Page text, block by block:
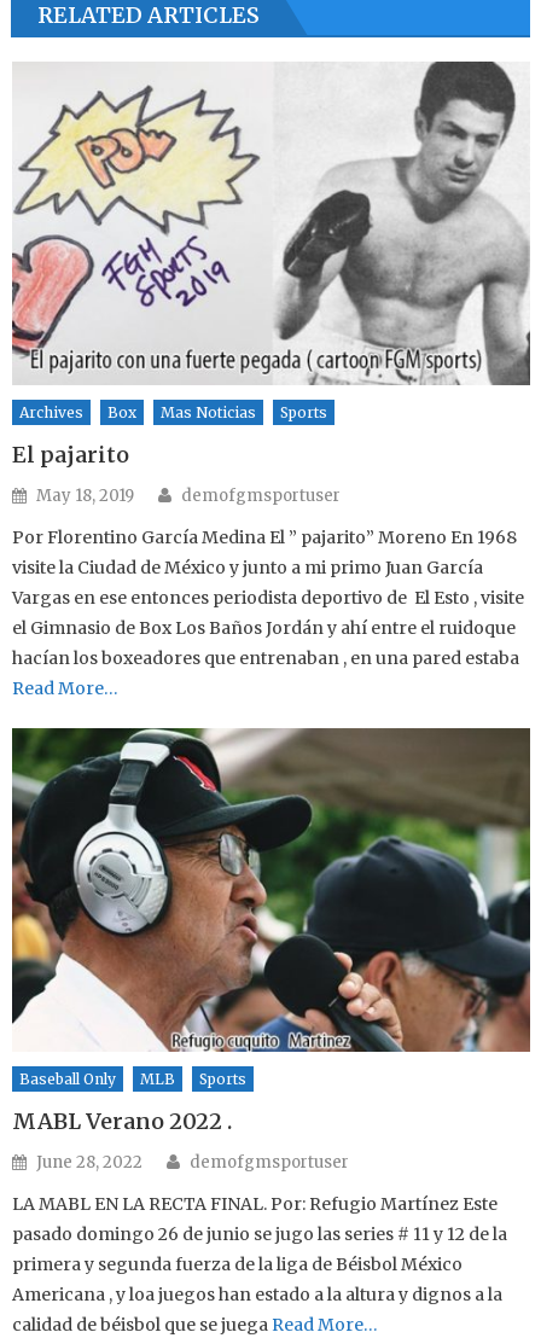
RELATED ARTICLES
Archives Box Mas Noticias Sports
El pajarito
Posted on
May 18, 2019 Author
demofgmsportuser
Por Florentino García Medina El ” pajarito” Moreno En 1968
visite la Ciudad de México y junto a mi primo Juan García
Vargas en ese entonces periodista deportivo de El Esto , visite
el Gimnasio de Box Los Baños Jordán y ahí entre el ruidoque
hacían los boxeadores que entrenaban , en una pared estaba
Read More…
Baseball Only MLB Sports
MABL Verano 2022 .
Posted on
June 28, 2022 Author
demofgmsportuser
LA MABL EN LA RECTA FINAL. Por: Refugio Martínez Este
pasado domingo 26 de junio se jugo las series # 11 y 12 de la
primera y segunda fuerza de la liga de Béisbol México
Americana , y loa juegos han estado a la altura y dignos a la
calidad de béisbol que se juega Read More…